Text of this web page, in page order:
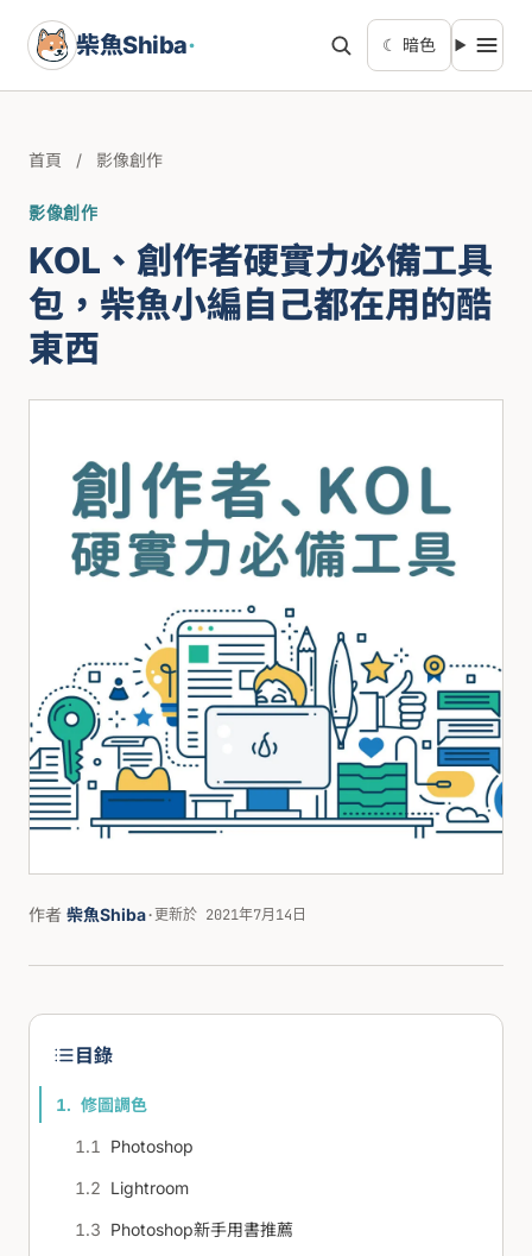
柴魚Shiba· ☾ 暗色
首頁 / 影像創作
影像創作
KOL、創作者硬實力必備工具
包，柴魚小編自己都在用的酷
東西
作者 柴魚Shiba·更新於 2021年7月14日
目錄
修圖調色
Photoshop
Lightroom
Photoshop新手用書推薦